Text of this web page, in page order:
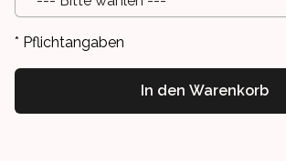
* Pflichtangaben
In den Warenkorb